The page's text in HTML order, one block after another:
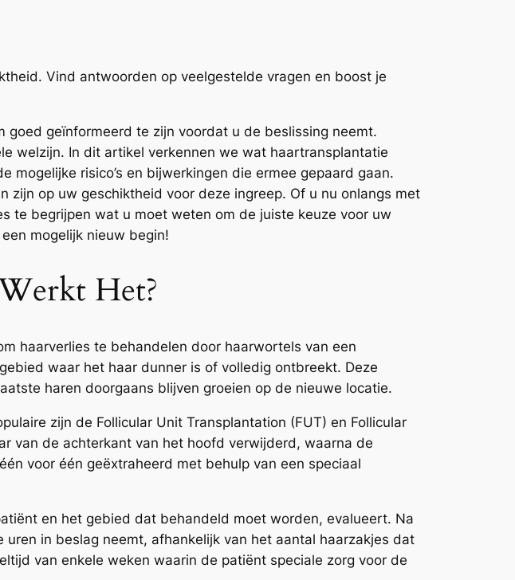
Vind antwoorden op veelgestelde vragen en boost je
geïnformeerd te zijn voordat u de beslissing neemt.
welzijn. In dit artikel verkennen we wat haartransplantatie
risico’s en bijwerkingen die ermee gepaard gaan.
op uw geschiktheid voor deze ingreep. Of u nu onlangs met
te begrijpen wat u moet weten om de juiste keuze voor uw
mogelijk nieuw begin!
Het?
haarverlies te behandelen door haarwortels van een
waar het haar dunner is of volledig ontbreekt. Deze
haren doorgaans blijven groeien op de nieuwe locatie.
zijn de Follicular Unit Transplantation (FUT) en Follicular
van de achterkant van het hoofd verwijderd, waarna de
voor één geëxtraheerd met behulp van een speciaal
en het gebied dat behandeld moet worden, evalueert. Na
in beslag neemt, afhankelijk van het aantal haarzakjes dat
van enkele weken waarin de patiënt speciale zorg voor de